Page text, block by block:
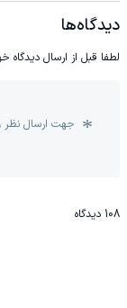
دیدگاه‌ها
لطفا قبل از ارسال دیدگاه
جهت ارسال نظر
108 دیدگاه